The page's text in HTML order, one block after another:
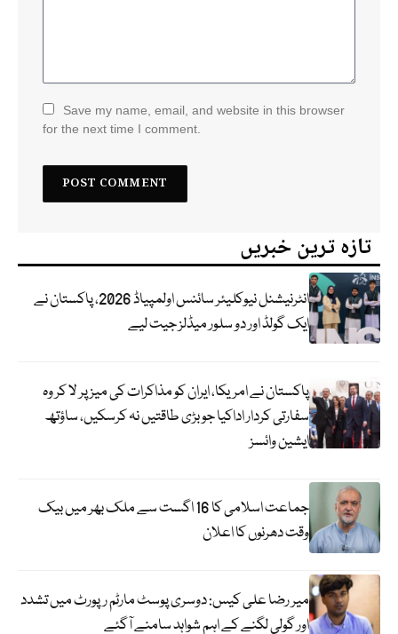
Save my name, email, and website in this browser
for the next time I comment.
تازہ ترین خبریں
انٹرنیشنل نیوکلیئر سائنس اولمپیاڈ 2026، پاکستان نے
ایک گولڈ اور دو سلور میڈلز جیت لیے
پاکستان نے امریکا، ایران کو مذاکرات کی میز پر لا کر وہ
سفارتی کردار اداکیا جو بڑی طاقتیں نہ کرسکیں، ساؤتھ
ایشین وائسز
جماعت اسلامی کا 16 اگست سے ملک بھر میں بیک
وقت دھرنوں کا اعلان
میر رضا علی کیس: دوسری پوسٹ مارٹم رپورٹ میں تشدد
اور گولی لگنے کے اہم شواہد سامنے آگئے